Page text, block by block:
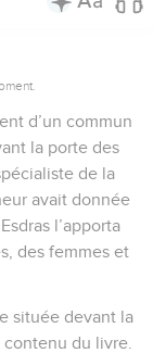
d’un commun
la porte des
de la
avait donnée
l’apporta
des femmes et
située devant la
du livre.